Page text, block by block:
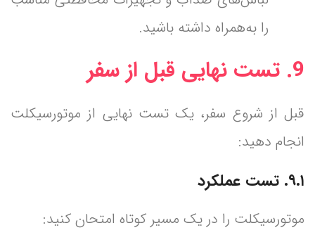
را به‌همراه داشته باشید.
9. تست نهایی قبل از سفر
قبل از شروع سفر، یک تست نهایی از موتورسیکلت
انجام دهید:
۹.۱. تست عملکرد
موتورسیکلت را در یک مسیر کوتاه امتحان کنید: